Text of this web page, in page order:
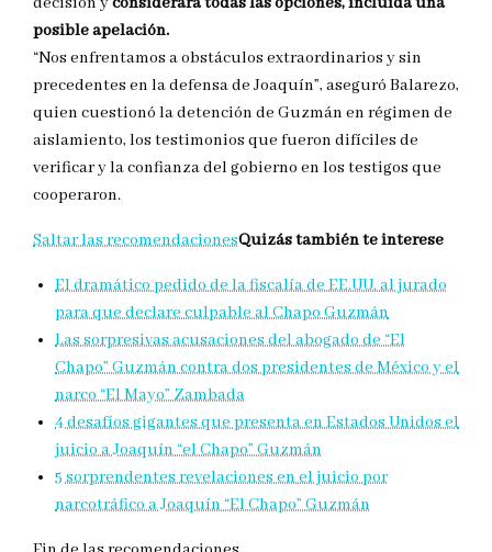
posible apelación.
“Nos enfrentamos a obstáculos extraordinarios y sin
precedentes en la defensa de Joaquín”, aseguró Balarezo,
quien cuestionó la detención de Guzmán en régimen de
aislamiento, los testimonios que fueron difíciles de
verificar y la confianza del gobierno en los testigos que
cooperaron.
Saltar las recomendacionesQuizás también te interese
El dramático pedido de la fiscalía de EE.UU. al jurado
para que declare culpable al Chapo Guzmán
Las sorpresivas acusaciones del abogado de “El
Chapo” Guzmán contra dos presidentes de México y el
narco “El Mayo” Zambada
4 desafíos gigantes que presenta en Estados Unidos el
juicio a Joaquín “el Chapo” Guzmán
5 sorprendentes revelaciones en el juicio por
narcotráfico a Joaquín “El Chapo” Guzmán